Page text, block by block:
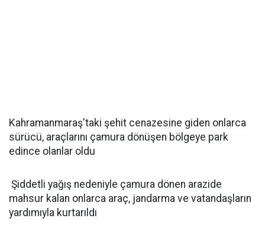
Kahramanmaraş'taki şehit cenazesine giden onlarca
sürücü, araçlarını çamura dönüşen bölgeye park
edince olanlar oldu
Şiddetli yağış nedeniyle çamura dönen arazide
mahsur kalan onlarca araç, jandarma ve vatandaşların
yardımıyla kurtarıldı